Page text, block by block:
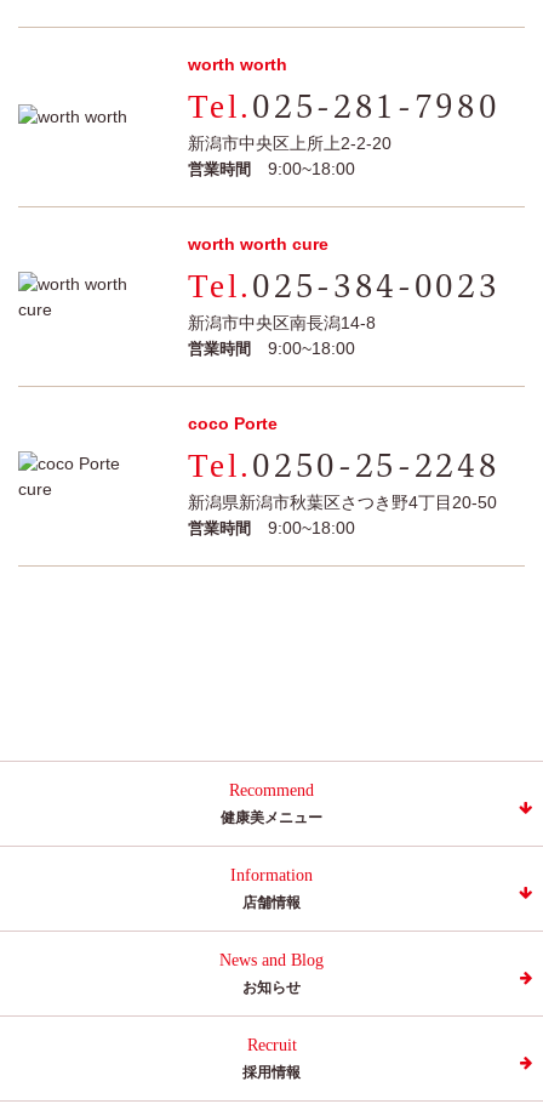
worth worth
025-281-7980
新潟市中央区上所上2-2-20
営業時間 9:00~18:00
worth worth cure
025-384-0023
新潟市中央区南長潟14-8
営業時間 9:00~18:00
coco Porte
0250-25-2248
新潟県新潟市秋葉区さつき野4丁目20-50
営業時間 9:00~18:00
Recommend
健康美メニュー
Information
店舗情報
News and Blog
お知らせ
Recruit
採用情報